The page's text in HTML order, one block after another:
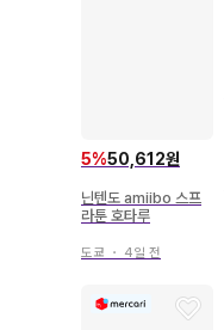
5%50,612원
닌텐도 amiibo 스프
라툰 호타루
도쿄 ・ 4일 전